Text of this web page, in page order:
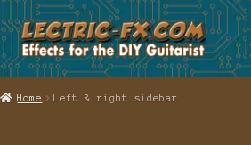
Skip
to
navigation
Skip
to
content
Welcome to Lectric-fx
Home Left & right sidebar